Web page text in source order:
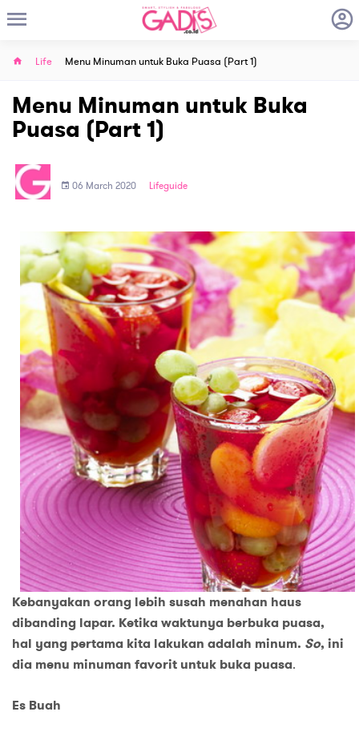
Life Menu Minuman untuk Buka Puasa (Part 1)
Menu Minuman untuk Buka
Puasa (Part 1)
06 March 2020 Lifeguide
Kebanyakan orang lebih susah menahan haus
dibanding lapar. Ketika waktunya berbuka puasa,
hal yang pertama kita lakukan adalah minum. So, ini
dia menu minuman favorit untuk buka puasa.
Es Buah